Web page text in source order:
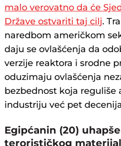
malo verovatno da će
Države ostvariti taj cilj.
naredbom američkom
daju se ovlašćenja da
verzije reaktora i srodne
oduzimaju ovlašćenja
bezbednost koja
industriju već pet
Egipćanin (20)
terorističkog